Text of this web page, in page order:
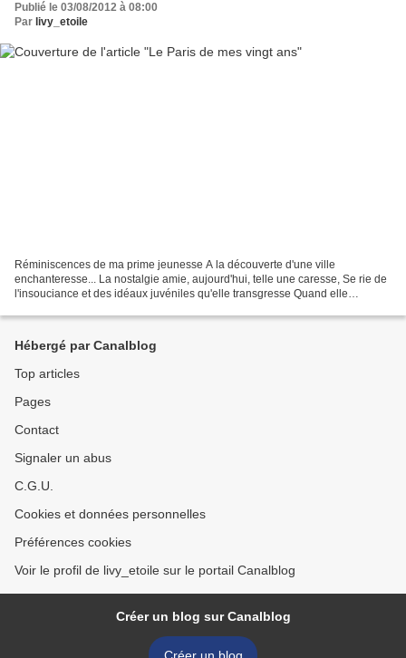
Publié le 03/08/2012 à 08:00
Par livy_etoile
Réminiscences de ma prime jeunesse A la découverte d'une ville
enchanteresse... La nostalgie amie, aujourd'hui, telle une caresse, Se rie de
l'insouciance et des idéaux juvéniles qu'elle transgresse Quand elle
Hébergé par Canalblog
Top articles
Pages
Contact
Signaler un abus
C.G.U.
Cookies et données personnelles
Préférences cookies
Voir le profil de livy_etoile sur le portail Canalblog
Créer un blog sur Canalblog